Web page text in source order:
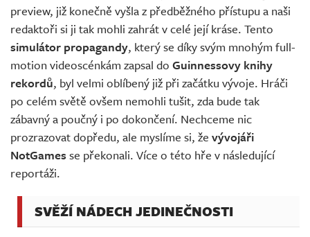
preview, již konečně vyšla z předběžného přístupu a naši
redaktoři si ji tak mohli zahrát v celé její kráse. Tento
simulátor propagandy, který se díky svým mnohým full-
motion videoscénkám zapsal do Guinnessovy knihy
rekordů, byl velmi oblíbený již při začátku vývoje. Hráči
po celém světě ovšem nemohli tušit, zda bude tak
zábavný a poučný i po dokončení. Nechceme nic
prozrazovat dopředu, ale myslíme si, že vývojáři
NotGames se překonali. Více o této hře v následující
reportáži.
SVĚŽÍ NÁDECH JEDINEČNOSTI